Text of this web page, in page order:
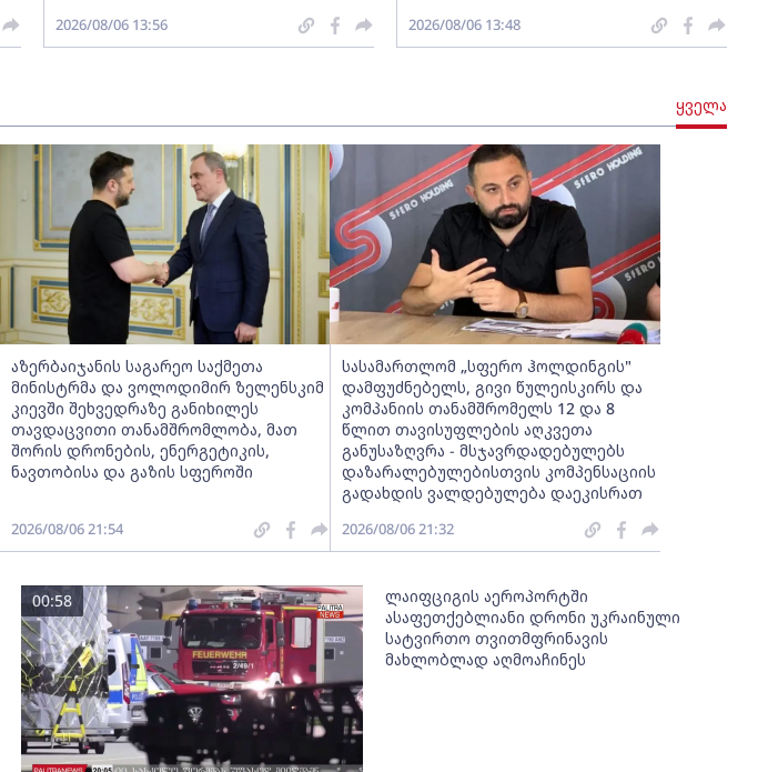
2026/08/06 13:56 2026/08/06 13:48
ყველა
აზერბაიჯანის საგარეო საქმეთა
მინისტრმა და ვოლოდიმირ ზელენსკიმ
კიევში შეხვედრაზე განიხილეს
თავდაცვითი თანამშრომლობა, მათ
შორის დრონების, ენერგეტიკის,
ნავთობისა და გაზის სფეროში
2026/08/06 21:54
სასამართლომ „სფერო ჰოლდინგის"
დამფუძნებელს, გივი წულეისკირს და
კომპანიის თანამშრომელს 12 და 8
წლით თავისუფლების აღკვეთა
განუსაზღვრა - მსჯავრდადებულებს
დაზარალებულებისთვის კომპენსაციის
გადახდის ვალდებულება დაეკისრათ
2026/08/06 21:32
ლაიფციგის აეროპორტში
ასაფეთქებლიანი დრონი უკრაინული
სატვირთო თვითმფრინავის
მახლობლად აღმოაჩინეს
00:58